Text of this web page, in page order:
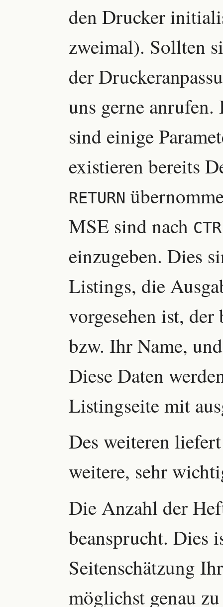
den Drucker
zweimal). Sollten
der
uns gerne
sind einige
existieren bereits
RETURN
MSE sind nach
einzugeben. Dies
Listings, die
vorgesehen ist, der
bzw. Ihr Name,
Diese Daten
Listingseite mit
Des weiteren
weitere, sehr
Die Anzahl der
beansprucht. Dies
Seitenschätzung
möglichst genau